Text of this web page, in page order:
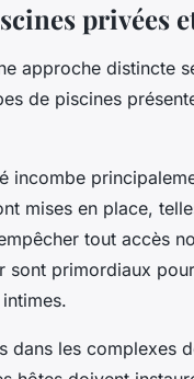
privées
approche distincte
de piscines
incombe
mises en place,
tout accès
sont primordiaux
dans les complexes